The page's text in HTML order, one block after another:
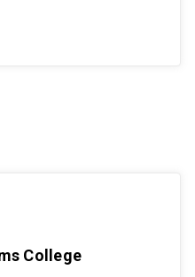
College